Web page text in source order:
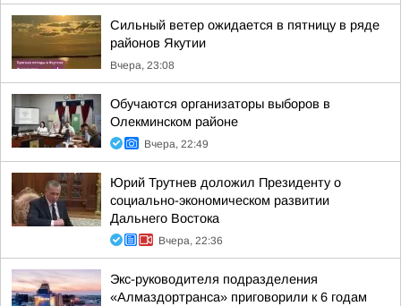
Сильный ветер ожидается в пятницу в ряде
районов Якутии
Вчера, 23:08
Обучаются организаторы выборов в
Олекминском районе
Вчера, 22:49
Юрий Трутнев доложил Президенту о
социально-экономическом развитии
Дальнего Востока
Вчера, 22:36
Экс-руководителя подразделения
«Алмаздортранса» приговорили к 6 годам